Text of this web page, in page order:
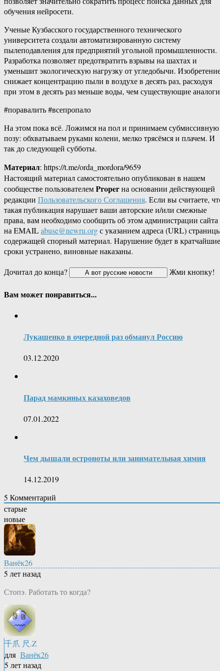
обучения нейросети.
Ученые Кузбасского государственного технического
университета создали автоматизированную систему
пылеподавления для предприятий угольной промышленности.
Разработка позволяет предотвратить взрывы на шахтах и
уменьшит экологическую нагрузку от угледобычи.
снижает концентрацию пыли в воздухе в десять раз, расходуя
при этом в десять раз меньше воды, чем существующие
#поравалить #всепропало
На этом пока всё. Ложимся на пол и принимаем субмиссивную
позу: обхватываем руками колени, мелко трясёмся и плачем. И
так до следующей субботы.
Материал: https://t.me/orda_mordora/9659
Настоящий материал самостоятельно опубликован в нашем
сообществе пользователемProperна основании действующей
редакции Пользовательского Соглашения. Если вы считаете,
такая публикация нарушает ваши авторские и/или смежные
права, вам необходимо сообщить об этом администрации сайта
на EMAILabuse@newru.orgс указанием адреса (URL)
содержащей спорный материал. Нарушение будет в кратчайшие
сроки устранено, виновные наказаны.
Дочитал до конца?
Жми кнопку!
Вам может понравиться...
Лукашенко в очередной раз обманул Россию
03.12.2020
Парад мамкиных казаховедов
07.01.2022
Чем дышали остроноты или занимательная химия
14.12.2019
5 Комментарий
старые
новые
Ванёк26
5 лет назад
Стопэ. Работать то когда?
千爪 尺.Z
для Ванёк26
5 лет назад